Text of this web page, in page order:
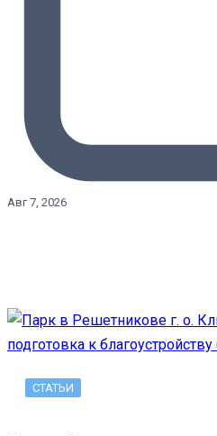
Авг 7, 2026
СТАТЬИ